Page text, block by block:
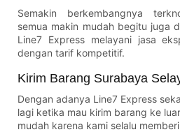
Semakin berkembangnya
semua makin mudah begitu juga
Line7 Express melayani jasa
dengan tarif kompetitif.
Kirim Barang Surabaya
Dengan adanya Line7 Express
lagi ketika mau kirim barang ke
mudah karena kami selalu